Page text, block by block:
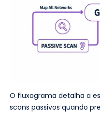
O fluxograma detalha a
scans passivos quando